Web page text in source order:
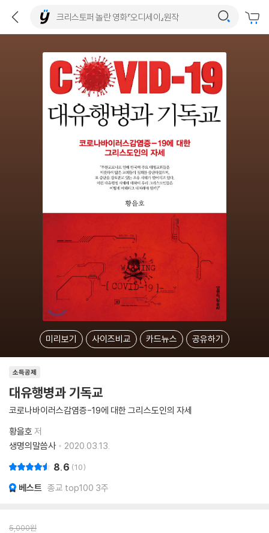
미리보기 사이즈비교 카드뉴스 공유하기
소득공제
대유행병과 기독교
코로나바이러스감염증-19에 대한 그리스도인의 자세
황을호 저
생명의말씀사
2020.03.13.
8.6 10
베스트 종교 top100 3주
5,000원